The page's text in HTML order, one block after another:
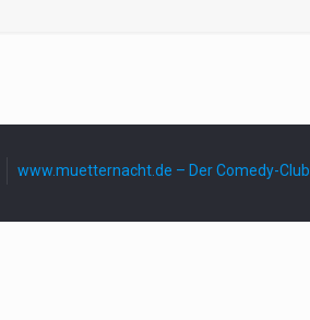
www.muetternacht.de – Der Comedy-Club